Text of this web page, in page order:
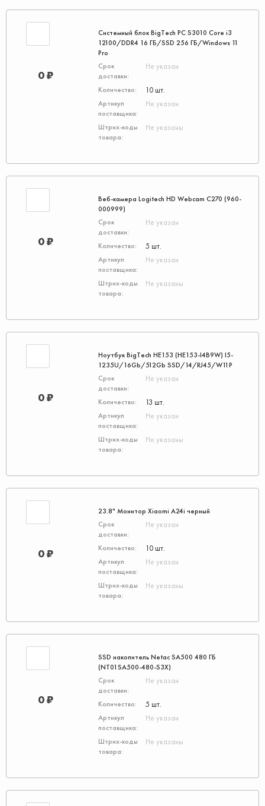
Системный блок BigTech PC S3010 Core i3
12100/DDR4 16 ГБ/SSD 256 ГБ/Windows 11
Pro
Не указан
10 шт.
Не указан
Не указаны
0 ₽
Веб-камера Logitech HD Webcam C270 (960-
000999)
Не указан
5 шт.
Не указан
Не указаны
0 ₽
Ноутбук BigTech НЕ153 (НЕ153-I4B9W) I5-
1235U/16Gb/512Gb SSD/14/RJ45/W11P
Не указан
13 шт.
Не указан
Не указаны
0 ₽
23.8" Монитор Xiaomi A24i черный
Не указан
10 шт.
Не указан
Не указаны
0 ₽
SSD накопитель Netac SA500 480 ГБ
(NT01SA500-480-S3X)
Не указан
5 шт.
Не указан
Не указаны
0 ₽